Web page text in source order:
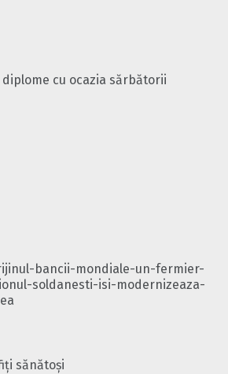
diplome cu ocazia sărbătorii
bancii-mondiale-un-fermier-
soldanesti-isi-modernizeaza-
sănătoși